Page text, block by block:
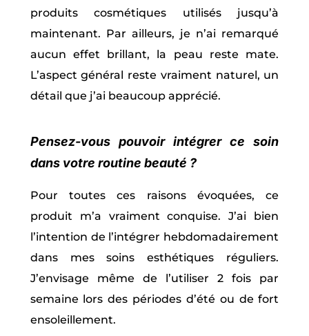
produits cosmétiques utilisés jusqu’à
maintenant. Par ailleurs, je n’ai remarqué
aucun effet brillant, la peau reste mate.
L’aspect général reste vraiment naturel, un
détail que j’ai beaucoup apprécié.
Pensez-vous pouvoir intégrer ce soin
dans votre routine beauté ?
Pour toutes ces raisons évoquées, ce
produit m’a vraiment conquise. J’ai bien
l’intention de l’intégrer hebdomadairement
dans mes soins esthétiques réguliers.
J’envisage même de l’utiliser 2 fois par
semaine lors des périodes d’été ou de fort
ensoleillement.